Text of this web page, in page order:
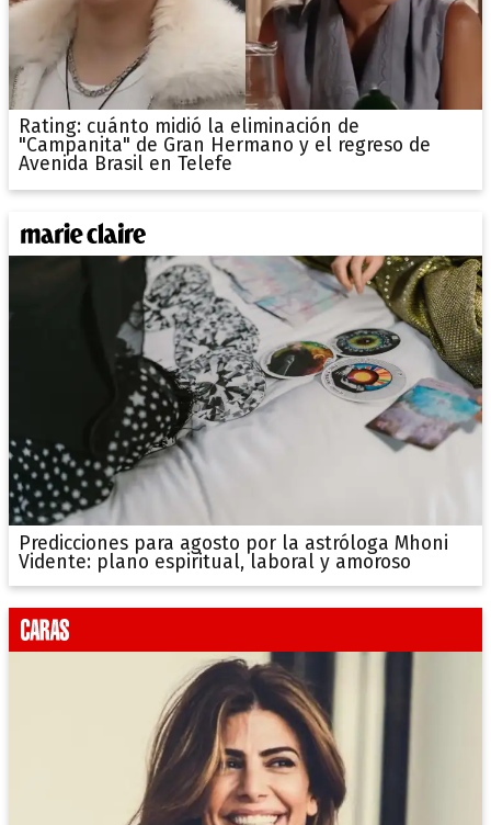
Rating: cuánto midió la eliminación de
"Campanita" de Gran Hermano y el regreso de
Avenida Brasil en Telefe
Predicciones para agosto por la astróloga Mhoni
Vidente: plano espiritual, laboral y amoroso